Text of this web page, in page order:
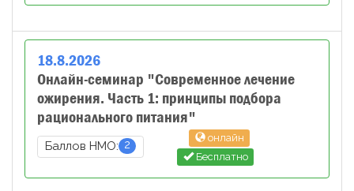
18.8.2026
Онлайн-семинар "Современное лечение
ожирения. Часть 1: принципы подбора
рационального питания"
Баллов НМО: 2
онлайн
Бесплатно